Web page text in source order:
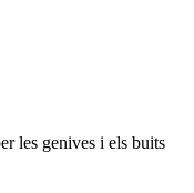
les genives i els buits